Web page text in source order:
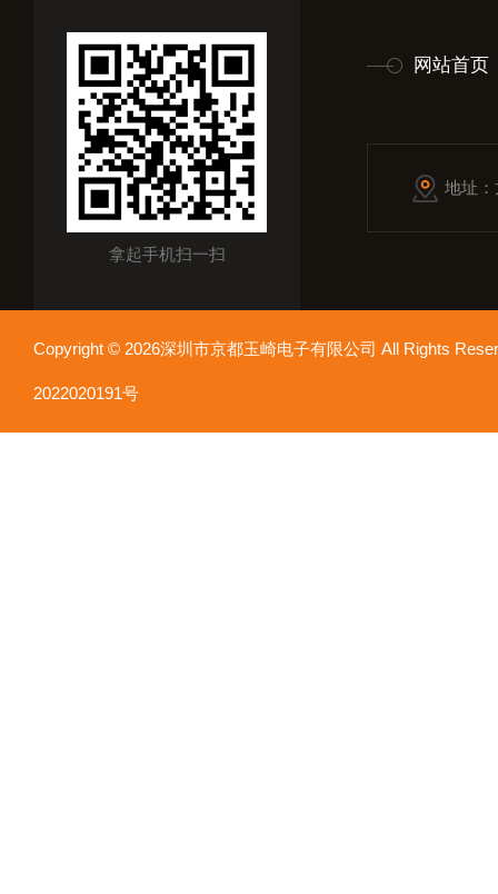
拿起手机扫一扫
网站首页
地址
Copyright © 2026深圳市京都玉崎电子有限公司 All Rights
2022020191号